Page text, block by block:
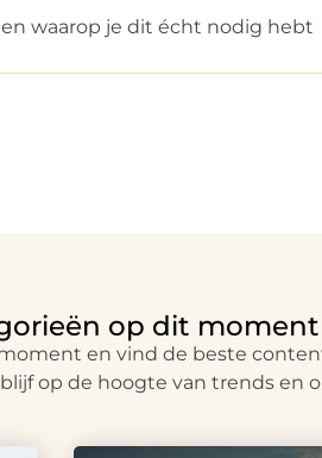
waarop je dit écht nodig hebt
op dit moment
en vind de beste
op de hoogte van trends en